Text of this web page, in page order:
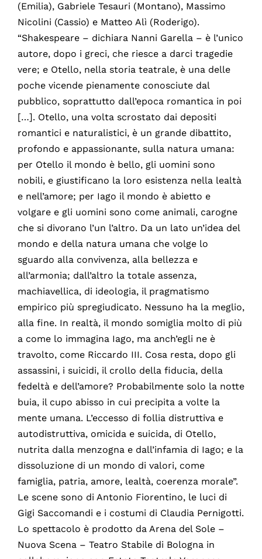
(Emilia), Gabriele Tesauri (Montano), Massimo
Nicolini (Cassio) e Matteo Alì (Roderigo).
“Shakespeare – dichiara Nanni Garella – è l’unico
autore, dopo i greci, che riesce a darci tragedie
vere; e Otello, nella storia teatrale, è una delle
poche vicende pienamente conosciute dal
pubblico, soprattutto dall’epoca romantica in poi
[…]. Otello, una volta scrostato dai depositi
romantici e naturalistici, è un grande dibattito,
profondo e appassionante, sulla natura umana:
per Otello il mondo è bello, gli uomini sono
nobili, e giustificano la loro esistenza nella lealtà
e nell’amore; per Iago il mondo è abietto e
volgare e gli uomini sono come animali, carogne
che si divorano l’un l’altro. Da un lato un’idea del
mondo e della natura umana che volge lo
sguardo alla convivenza, alla bellezza e
all’armonia; dall’altro la totale assenza,
machiavellica, di ideologia, il pragmatismo
empirico più spregiudicato. Nessuno ha la meglio,
alla fine. In realtà, il mondo somiglia molto di più
a come lo immagina Iago, ma anch’egli ne è
travolto, come Riccardo III. Cosa resta, dopo gli
assassini, i suicidi, il crollo della fiducia, della
fedeltà e dell’amore? Probabilmente solo la notte
buia, il cupo abisso in cui precipita a volte la
mente umana. L’eccesso di follia distruttiva e
autodistruttiva, omicida e suicida, di Otello,
nutrita dalla menzogna e dall’infamia di Iago; e la
dissoluzione di un mondo di valori, come
famiglia, patria, amore, lealtà, coerenza morale”.
Le scene sono di Antonio Fiorentino, le luci di
Gigi Saccomandi e i costumi di Claudia Pernigotti.
Lo spettacolo è prodotto da Arena del Sole –
Nuova Scena – Teatro Stabile di Bologna in